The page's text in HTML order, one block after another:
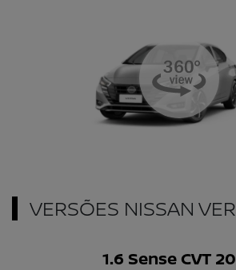
VERSÕES NISSAN
1.6 Sense CVT